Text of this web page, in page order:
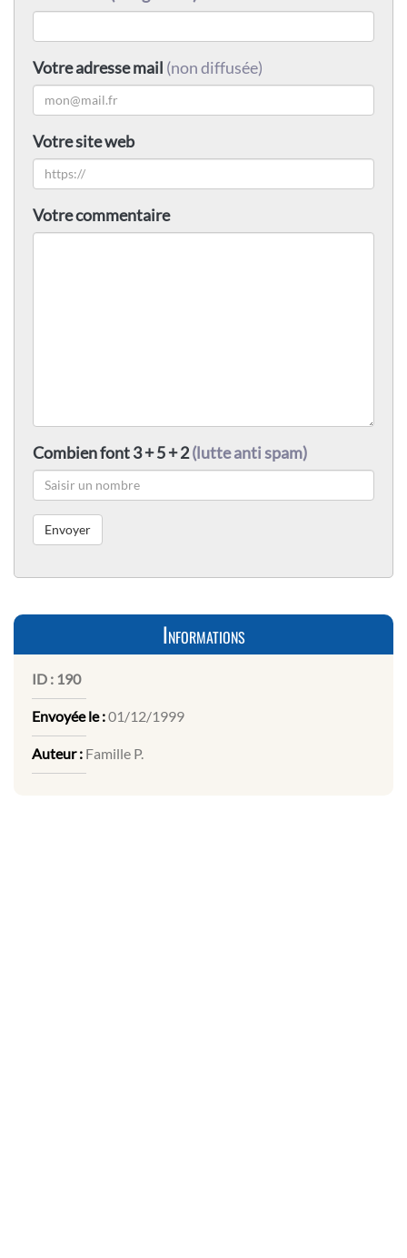
Votre adresse mail (non diffusée)
Votre site web
Votre commentaire
Combien font 3 + 5 + 2(lutte anti spam)
Informations
ID : 190
Envoyée le :01/12/1999
Auteur : Famille P.